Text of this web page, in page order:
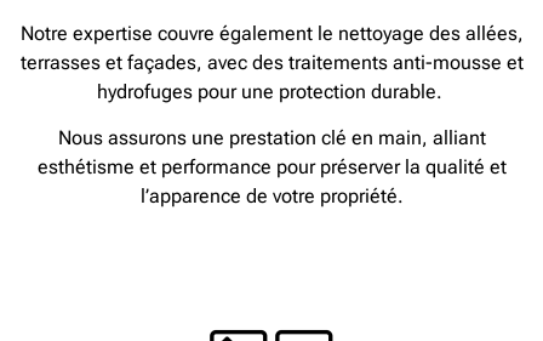
Notre expertise couvre également le nettoyage des allées,
terrasses et façades, avec des traitements anti-mousse et
hydrofuges pour une protection durable.
Nous assurons une prestation clé en main, alliant
esthétisme et performance pour préserver la qualité et
l’apparence de votre propriété.